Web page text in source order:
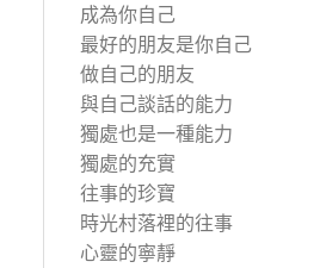
成為你自己
最好的朋友是你自己
做自己的朋友
與自己談話的能力
獨處也是一種能力
獨處的充實
往事的珍寶
時光村落裡的往事
心靈的寧靜